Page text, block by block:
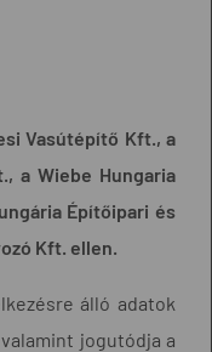
Vasútépítő Kft., a
a Wiebe Hungaria
Építőipari és
Kft. ellen.
álló adatok
jogutódja a